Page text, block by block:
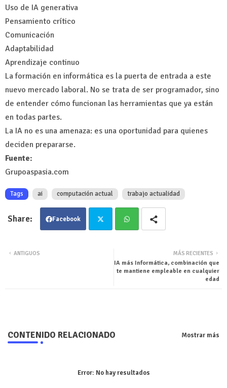
Uso de IA generativa
Pensamiento crítico
Comunicación
Adaptabilidad
Aprendizaje continuo
La formación en informática es la puerta de entrada a este
nuevo mercado laboral. No se trata de ser programador, sino
de entender cómo funcionan las herramientas que ya están
en todas partes.
La IA no es una amenaza: es una oportunidad para quienes
deciden prepararse.
Fuente:
Grupoaspasia.com
Tags ai computación actual trabajo actualidad
Facebook
tsa
MÁS RECIENTES
IA más Informática, combinación que
te mantiene empleable en cualquier
edad
ANTIGUOS
CONTENIDO RELACIONADO Mostrar más
Error: No hay resultados